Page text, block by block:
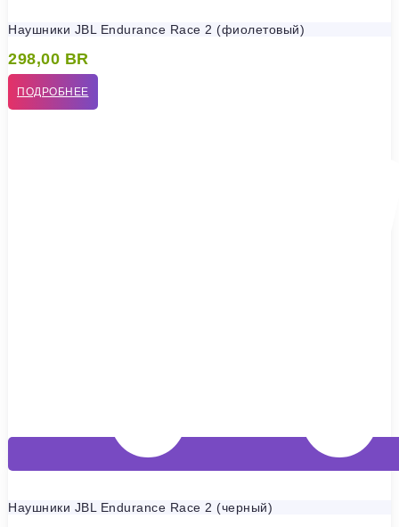
Наушники JBL Endurance Race 2 (фиолетовый)
298,00 BR
ПОДРОБНЕЕ
Наушники JBL Endurance Race 2 (черный)